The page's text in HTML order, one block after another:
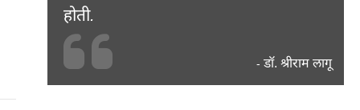
होती.
- डॉ. श्रीराम लागू